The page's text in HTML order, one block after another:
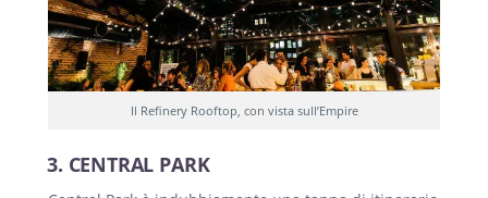
Il Refinery Rooftop, con vista sull’Empire
3. CENTRAL PARK